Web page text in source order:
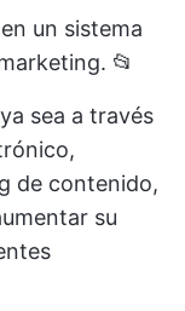
un sistema
📂
ya sea a través
de contenido,
su